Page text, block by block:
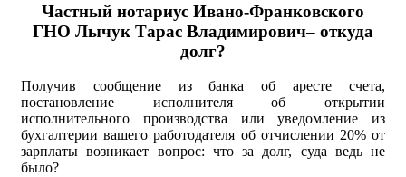
Частный нотариус Ивано-Франковского
ГНО Лычук Тарас Владимирович– откуда
долг?
Получив сообщение из банка об аресте счета,
постановление исполнителя об открытии
исполнительного производства или уведомление из
бухгалтерии вашего работодателя об отчислении 20% от
зарплаты возникает вопрос: что за долг, суда ведь не
было?